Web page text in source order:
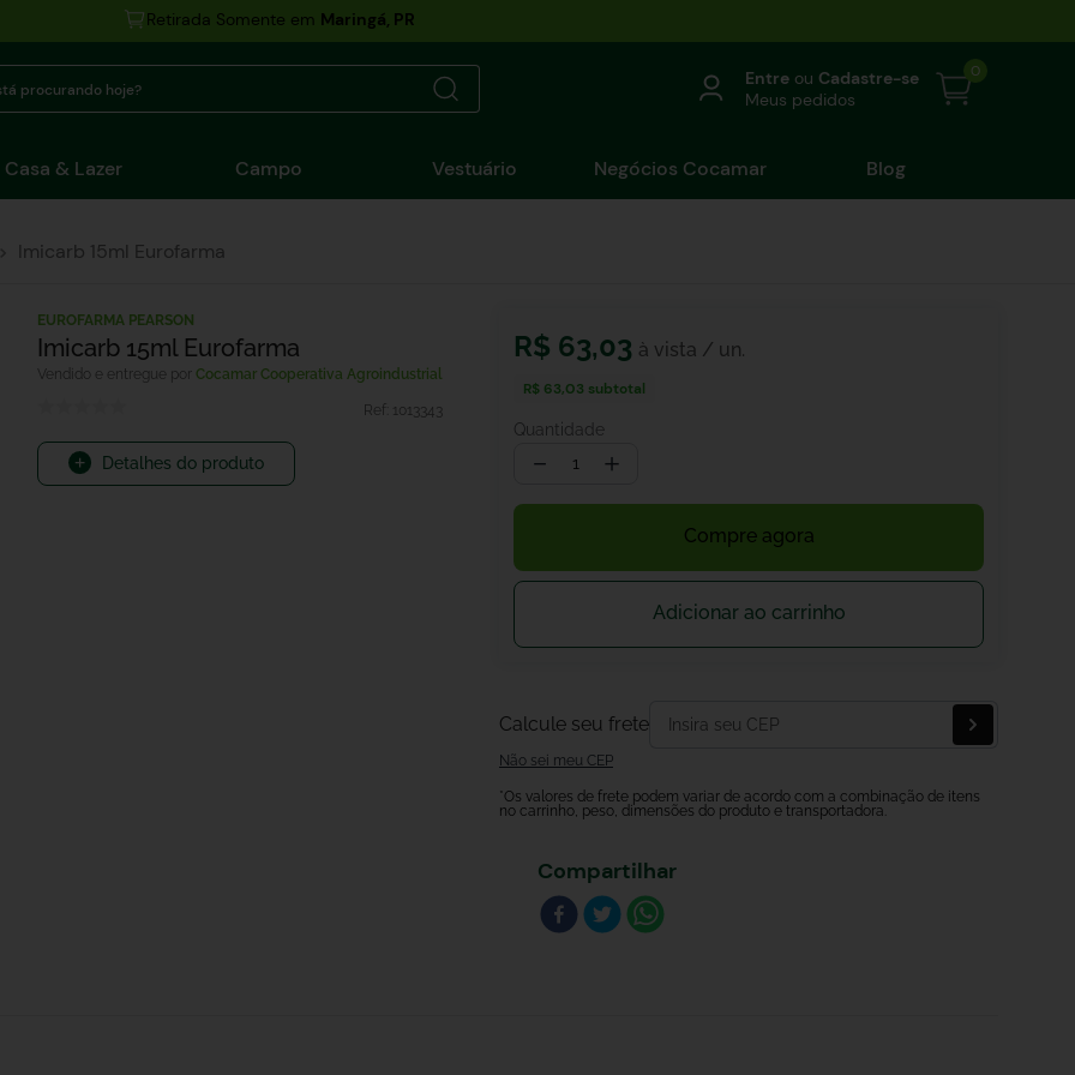
Retirada Somente em Maringá, PR
procurando hoje? Entre ou Cadastre-se
Meus pedidos
0
Casa & Lazer Campo Vestuário Negócios Cocamar Blog
Imicarb 15ml Eurofarma
EUROFARMA PEARSON
Imicarb 15ml Eurofarma
Cocamar Cooperativa Agroindustrial
Ref: 1013343
Detalhes do produto
R$ 63,03
R$ 63,03 subtotal
Quantidade
＋
－
Compre agora
Adicionar ao carrinho
Calcule seu frete
Não sei meu CEP
*Os valores de frete podem variar de acordo com a combinação de itens
no carrinho, peso, dimensões do produto e transportadora.
Compartilhar